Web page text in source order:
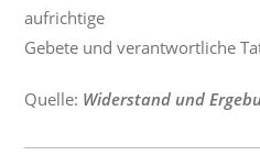
aufrichtige
Gebete und verantwortliche
Quelle: Widerstand und